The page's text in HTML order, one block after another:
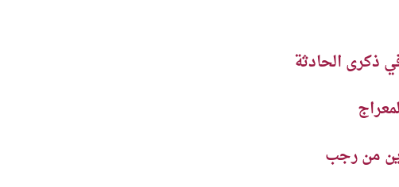
ذكرى الحادثة
من رجب